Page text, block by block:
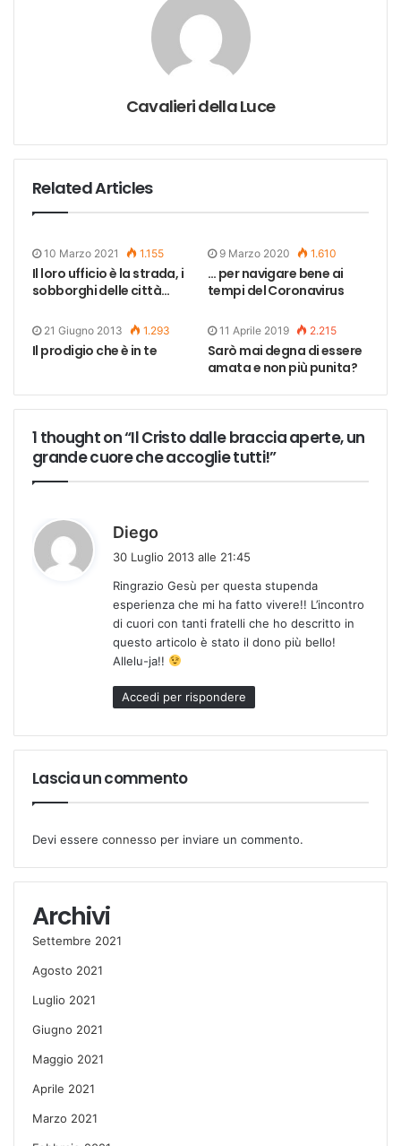
Cavalieri della Luce
Related Articles
10 Marzo 2021 1.155
Il loro ufficio è la strada, i
sobborghi delle città…
9 Marzo 2020 1.610
… per navigare bene ai
tempi del Coronavirus
21 Giugno 2013 1.293
Il prodigio che è in te
11 Aprile 2019 2.215
Sarò mai degna di essere
amata e non più punita?
1 thought on “Il Cristo dalle braccia aperte, un
grande cuore che accoglie tutti!”
Diego
e
t
t
30 Luglio 2013 alle 21:45
Ringrazio Gesù per questa stupenda
esperienza che mi ha fatto vivere!! L’incontro
di cuori con tanti fratelli che ho descritto in
questo articolo è stato il dono più bello!
Allelu-ja!!
Accedi per rispondere
Lascia un commento
Devi essere connesso per inviare un commento.
Archivi
Settembre 2021
Agosto 2021
Luglio 2021
Giugno 2021
Maggio 2021
Aprile 2021
Marzo 2021